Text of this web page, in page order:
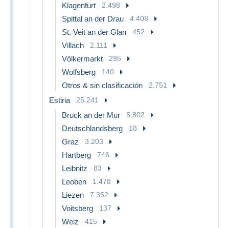
Klagenfurt 2.498
Spittal an der Drau 4.408
St. Veit an der Glan 452
Villach 2.111
Völkermarkt 295
Wolfsberg 140
Otros & sin clasificación 2.751
Estiria 25.241
Bruck an der Mur 5.802
Deutschlandsberg 18
Graz 3.203
Hartberg 746
Leibnitz 83
Leoben 1.478
Liezen 7.352
Voitsberg 137
Weiz 415